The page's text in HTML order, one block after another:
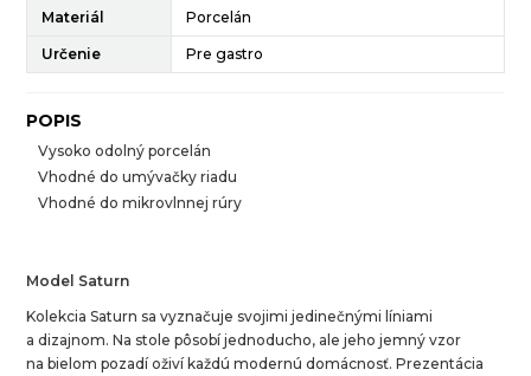
Materiál Porcelán
Určenie Pre gastro
POPIS
Vysoko odolný porcelán
Vhodné do umývačky riadu
Vhodné do mikrovlnnej rúry
Model Saturn
Kolekcia Saturn sa vyznačuje svojimi jedinečnými líniami
a dizajnom. Na stole pôsobí jednoducho, ale jeho jemný vzor
na bielom pozadí oživí každú modernú domácnosť. Prezentácia